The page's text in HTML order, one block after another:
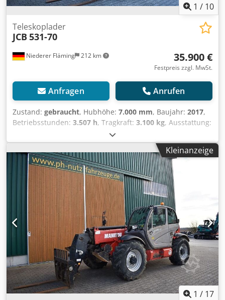
1 / 10
Niederer Fläming 212 km
Teleskoplader
JCB 531-70
35.900 €
Festpreis zzgl. MwSt.
Anfragen Anrufen
Zustand: gebraucht, Hubhöhe: 7.000 mm, Baujahr: 2017,
Betriebsstunden: 3.507 h, Tragkraft: 3.100 kg, Ausstattung:
, JCB 531-70 Baujahr 2017 ca. 3.507 Stunden JCB
Motor Eco Max 4,4 Liter ohne DPF oder
Abgasnachbehandlung 3 Steuerkreis 3 Lenkarten -
Vorderrad-Hundegang-Allrad Hubhöhe 7 m Tragkraft 3,1 to
Preis 35.900,00 € netto Gegen Aufpreis erhältlich
Erdschaufel 1.490,00 € netto Leichtgutschaufel 2 m³
2.100,00 € netto Leichtgutschaufel 2,7 m³ 2.150,00 € netto
Leichtgutschaufel mit doppelter Schürfleiste
(Wendemesser) 2 m³ 2.250,00 € netto Leichtgutschaufel mit
doppelter Schürfleiste (Wendemesser) 2,7 m³ 2.450,00 €
netto Cedsyq A Rfepfx Aamjrf Für JCB oder Manitou, Claas,
Merlo Arbeitskorb klein 1,2m breit 990,00 € netto
Arbeitskorb groß 2m breit 1.550,00 € netto Besichtigung
jederzeit möglich, nach telefonischer Temin Absprache.
Alle Angaben ohne Gewähr.
Kleinanzeige
1 / 17